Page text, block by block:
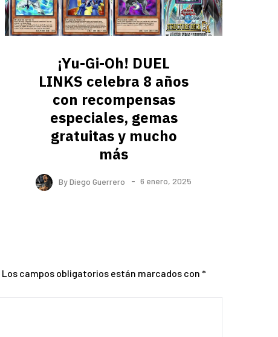
¡Yu-Gi-Oh! DUEL
LINKS celebra 8 años
con recompensas
especiales, gemas
gratuitas y mucho
más
ByDiego Guerrero 6 enero, 2025
Los campos obligatorios están marcados con *